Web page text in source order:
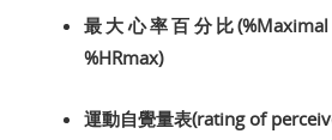
最大心率百分比(%Maximal
%HRmax)
運動自覺量表(rating of